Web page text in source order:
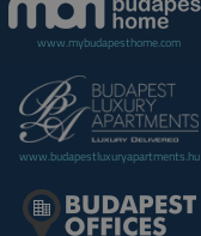
www.mybudapesthome.com
www.budapestluxuryapartments.hu